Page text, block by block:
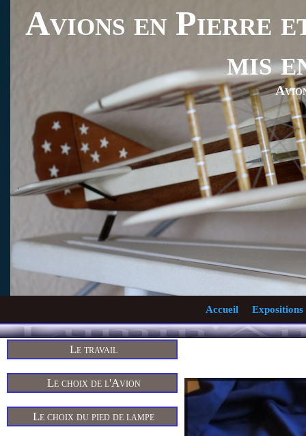
Avions en Pierre
mis
Accueil Expositions
Le travail
Le choix de l'Avion
Le choix du pied de lampe